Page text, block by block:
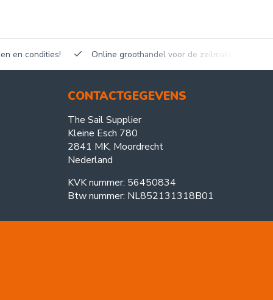
en condities! Online groothandel voor de zeilmakerij!
CONTACTGEGEVENS
The Sail Supplier
Kleine Esch 780
2841 MK, Moordrecht
Nederland
KVK nummer: 56450834
Btw nummer: NL852131318B01